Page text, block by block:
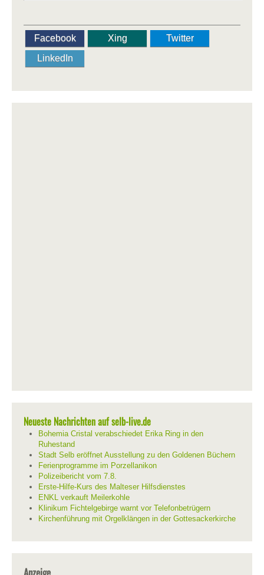
Facebook Xing
Twitter
LinkedIn
Neueste Nachrichten auf selb-live.de
Bohemia Cristal verabschiedet Erika Ring in den
Ruhestand
Stadt Selb eröffnet Ausstellung zu den Goldenen Büchern
Ferienprogramme im Porzellanikon
Polizeibericht vom 7.8.
Erste-Hilfe-Kurs des Malteser Hilfsdienstes
ENKL verkauft Meilerkohle
Klinikum Fichtelgebirge warnt vor Telefonbetrügern
Kirchenführung mit Orgelklängen in der Gottesackerkirche